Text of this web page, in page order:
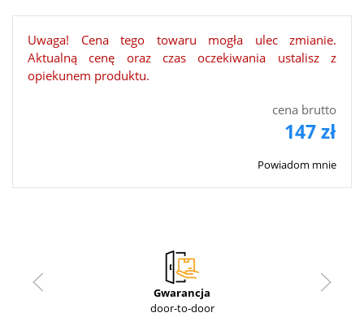
Uwaga! Cena tego towaru mogła ulec zmianie.
Aktualną cenę oraz czas oczekiwania ustalisz z
opiekunem produktu.
cena brutto
147 zł
Powiadom mnie
Gwarancja
door-to-door